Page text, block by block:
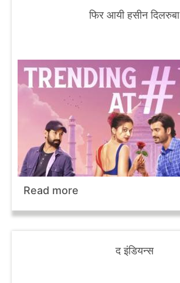
फिर आयी हसीन दिलरुबा
Read more
द इंडियन्स